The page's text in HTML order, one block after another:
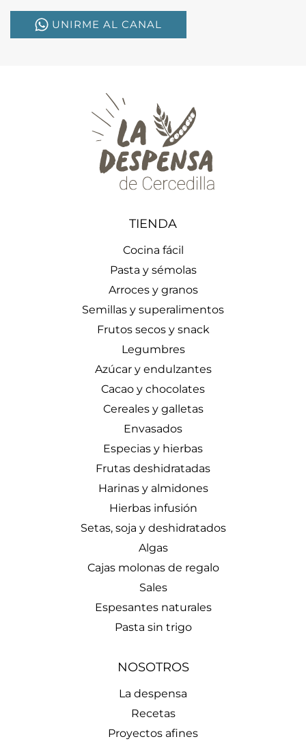
UNIRME AL CANAL
TIENDA
Cocina fácil
Pasta y sémolas
Arroces y granos
Semillas y superalimentos
Frutos secos y snack
Legumbres
Azúcar y endulzantes
Cacao y chocolates
Cereales y galletas
Envasados
Especias y hierbas
Frutas deshidratadas
Harinas y almidones
Hierbas infusión
Setas, soja y deshidratados
Algas
Cajas molonas de regalo
Sales
Espesantes naturales
Pasta sin trigo
NOSOTROS
La despensa
Recetas
Proyectos afines